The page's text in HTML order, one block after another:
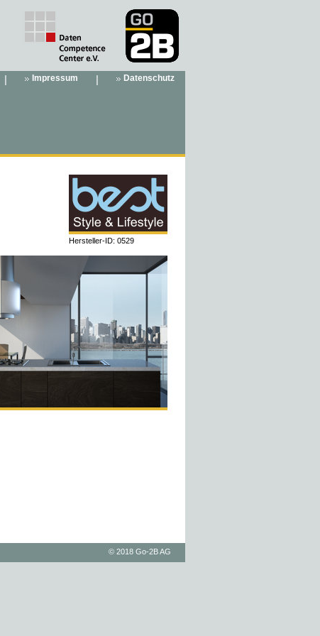
| Impressum | Datenschutz
Hersteller-ID: 0529
© 2018 Go-2B AG